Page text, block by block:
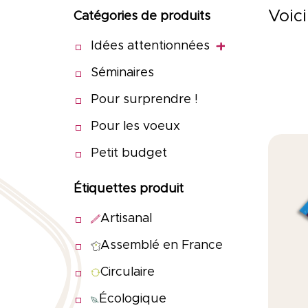
Carnets & blocs-notes
Végétal
Kits de plantation
Textile
Catégories de produits
Idées attentionnées
Séminaires
Pour surprendre !
Pour les voeux
Petit budget
Étiquettes produit
Artisanal
Assemblé en France
Circulaire
Écologique